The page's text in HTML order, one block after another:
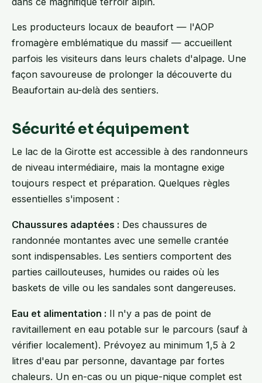
Les producteurs locaux de beaufort — l'AOP
fromagère emblématique du massif — accueillent
parfois les visiteurs dans leurs chalets d'alpage. Une
façon savoureuse de prolonger la découverte du
Beaufortain au-delà des sentiers.
Sécurité et équipement
Le lac de la Girotte est accessible à des randonneurs
de niveau intermédiaire, mais la montagne exige
toujours respect et préparation. Quelques règles
essentielles s'imposent :
Chaussures adaptées : Des chaussures de
randonnée montantes avec une semelle crantée
sont indispensables. Les sentiers comportent des
parties caillouteuses, humides ou raides où les
baskets de ville ou les sandales sont dangereuses.
Eau et alimentation : Il n'y a pas de point de
ravitaillement en eau potable sur le parcours (sauf à
vérifier localement). Prévoyez au minimum 1,5 à 2
litres d'eau par personne, davantage par fortes
chaleurs. Un en-cas ou un pique-nique complet est